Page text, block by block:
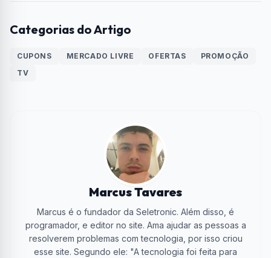
Categorias do Artigo
CUPONS MERCADO LIVRE OFERTAS
PROMOÇÃO
TV
Marcus Tavares
Marcus é o fundador da Seletronic. Além disso, é
programador, e editor no site. Ama ajudar as pessoas a
resolverem problemas com tecnologia, por isso criou
esse site. Segundo ele: "A tecnologia foi feita para